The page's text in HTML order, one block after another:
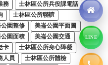
務
士林區公所兵役課電話
士林區公所聯誼
園整修
美崙公園平面圖
園面積
美崙公園交通
卡
士林區公所身心障礙
人員
士林區公所體檢
LINE